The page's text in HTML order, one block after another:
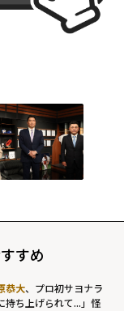
すめ
恭大、プロ初サヨナラ
持ち上げられて...」怪